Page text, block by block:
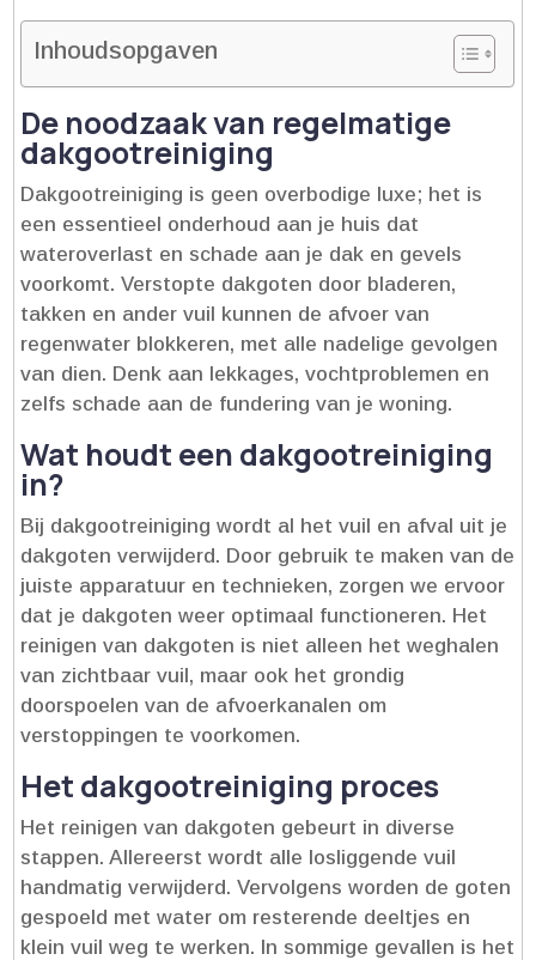
Inhoudsopgaven
De noodzaak van regelmatige
dakgootreiniging
Dakgootreiniging is geen overbodige luxe; het is
een essentieel onderhoud aan je huis dat
wateroverlast en schade aan je dak en gevels
voorkomt.​ Verstopte dakgoten door bladeren,
takken en ander vuil kunnen de afvoer van
regenwater blokkeren, met alle nadelige gevolgen
van dien.​ Denk aan lekkages, vochtproblemen en
zelfs schade aan de fundering van je woning.​
Wat houdt een dakgootreiniging
in?
Bij dakgootreiniging wordt al het vuil en afval uit je
dakgoten verwijderd.​ Door gebruik te maken van de
juiste apparatuur en technieken, zorgen we ervoor
dat je dakgoten weer optimaal functioneren.​ Het
reinigen van dakgoten is niet alleen het weghalen
van zichtbaar vuil, maar ook het grondig
doorspoelen van de afvoerkanalen om
verstoppingen te voorkomen.​
Het dakgootreiniging proces
Het reinigen van dakgoten gebeurt in diverse
stappen.​ Allereerst wordt alle losliggende vuil
handmatig verwijderd.​ Vervolgens worden de goten
gespoeld met water om resterende deeltjes en
klein vuil weg te werken.​ In sommige gevallen is het